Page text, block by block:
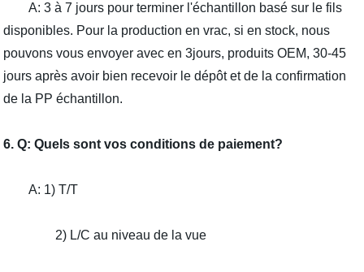
A: 3 à 7 jours pour terminer l'échantillon basé sur le fils
disponibles. Pour la production en vrac, si en stock, nous
pouvons vous envoyer avec en 3jours, produits OEM, 30-45
jours après avoir bien recevoir le dépôt et de la confirmation
de la PP échantillon.
6. Q: Quels sont vos conditions de paiement?
A: 1) T/T
2) L/C au niveau de la vue